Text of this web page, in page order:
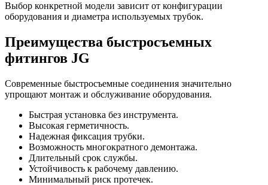
Выбор конкретной модели зависит от конфигурации
оборудования и диаметра используемых трубок.
Преимущества быстросъемных
фитингов JG
Современные быстросъемные соединения значительно
упрощают монтаж и обслуживание оборудования.
Быстрая установка без инструмента.
Высокая герметичность.
Надежная фиксация трубки.
Возможность многократного демонтажа.
Длительный срок службы.
Устойчивость к рабочему давлению.
Минимальный риск протечек.